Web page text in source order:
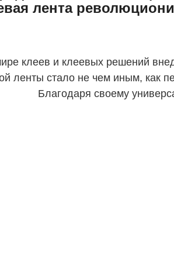
лента
клеев и клеевых решений
ленты стало не чем иным, как
Благодаря своему
замечательным